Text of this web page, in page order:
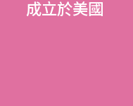
成立於美國